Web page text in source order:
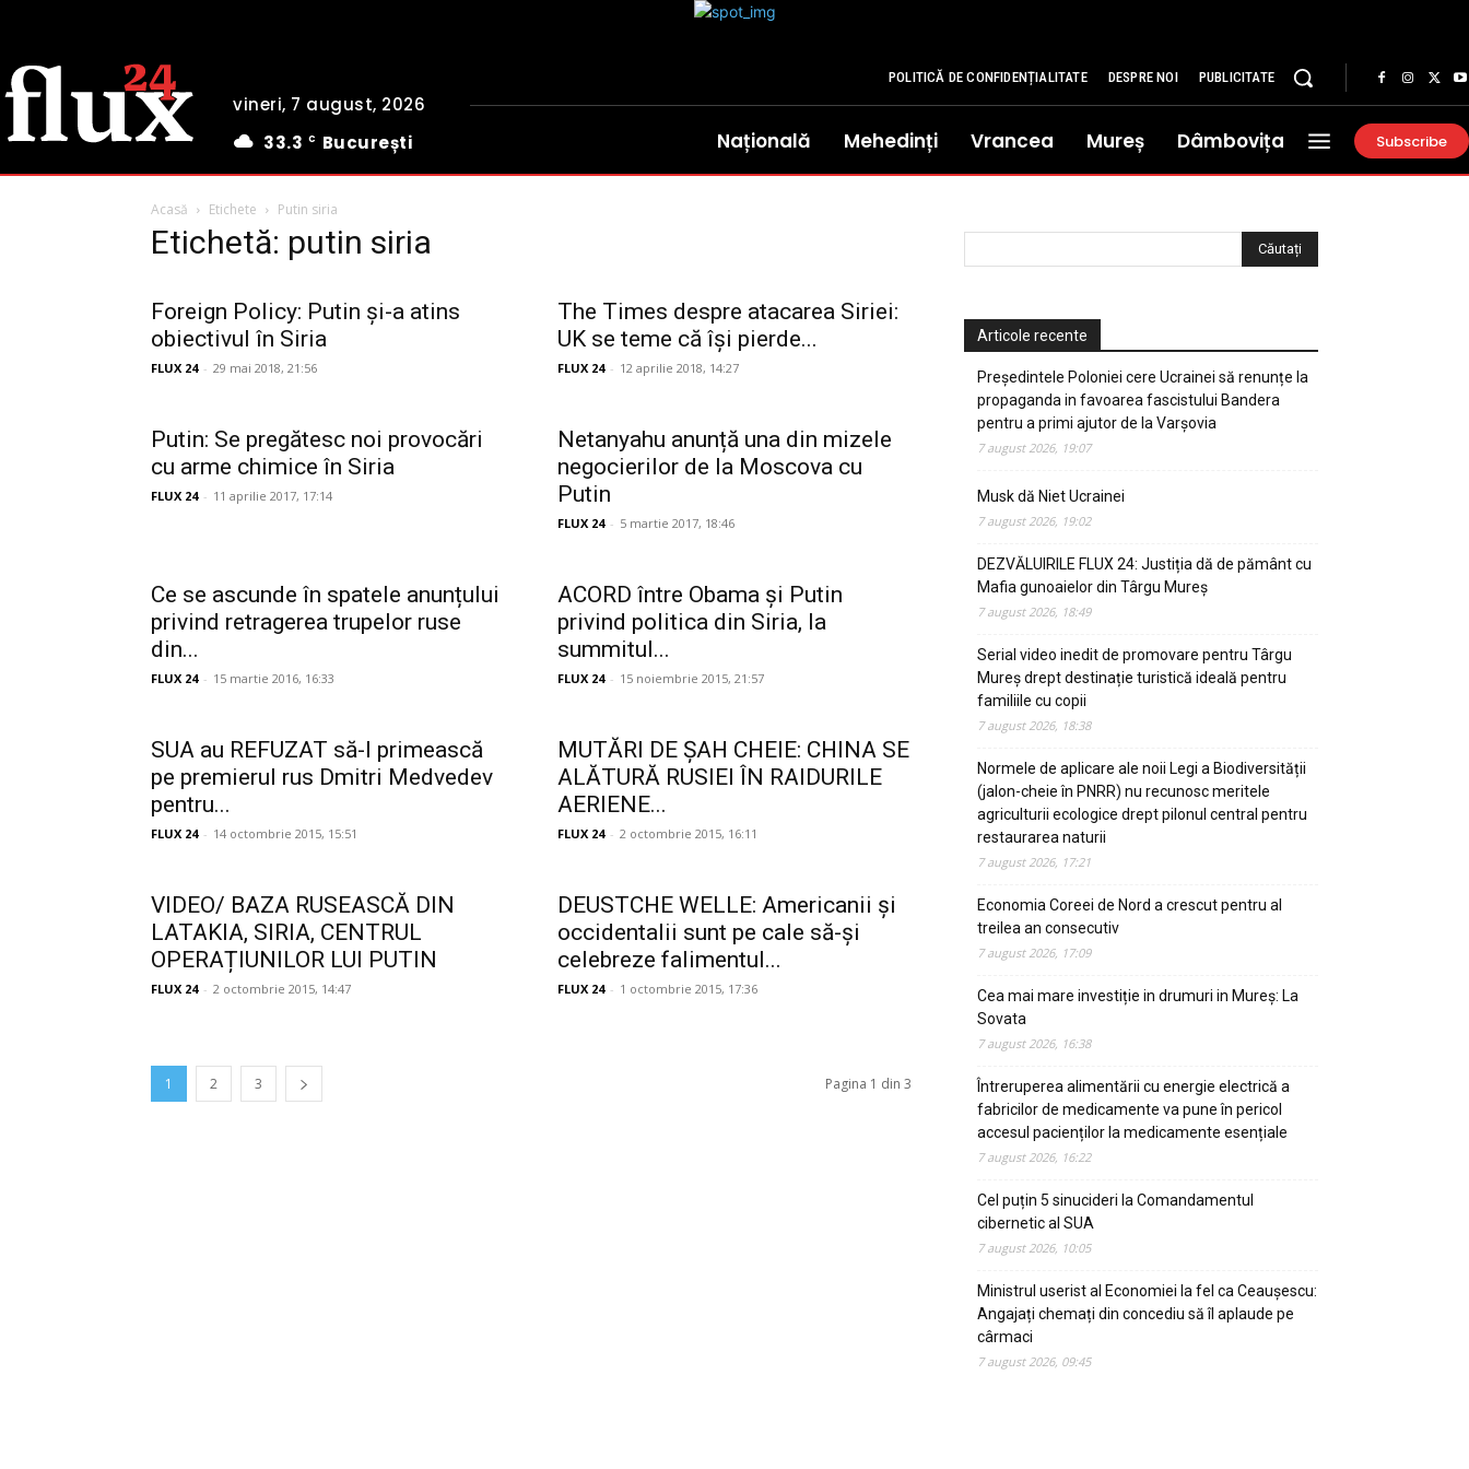
vineri, 7 august, 2026
33.3 C București
POLITICĂ DE CONFIDENȚIALITATE DESPRE NOI PUBLICITATE
Națională Mehedinți Vrancea Mureș Dâmbovița Subscribe
Acasă Etichete Putin siria
Etichetă: putin siria
Foreign Policy: Putin și-a atins
obiectivul în Siria
FLUX 24 - 29 mai 2018, 21:56
The Times despre atacarea Siriei:
UK se teme că își pierde...
FLUX 24 - 12 aprilie 2018, 14:27
Putin: Se pregătesc noi provocări
cu arme chimice în Siria
FLUX 24 - 11 aprilie 2017, 17:14
Netanyahu anunță una din mizele
negocierilor de la Moscova cu
Putin
FLUX 24 - 5 martie 2017, 18:46
Ce se ascunde în spatele anunțului
privind retragerea trupelor ruse
din...
FLUX 24 - 15 martie 2016, 16:33
ACORD între Obama şi Putin
privind politica din Siria, la
summitul...
FLUX 24 - 15 noiembrie 2015, 21:57
SUA au REFUZAT să-l primească
pe premierul rus Dmitri Medvedev
pentru...
FLUX 24 - 14 octombrie 2015, 15:51
MUTĂRI DE ŞAH CHEIE: CHINA SE
ALĂTURĂ RUSIEI ÎN RAIDURILE
AERIENE...
FLUX 24 - 2 octombrie 2015, 16:11
VIDEO/ BAZA RUSEASCĂ DIN
LATAKIA, SIRIA, CENTRUL
OPERAȚIUNILOR LUI PUTIN
FLUX 24 - 2 octombrie 2015, 14:47
DEUSTCHE WELLE: Americanii și
occidentalii sunt pe cale să-şi
celebreze falimentul...
FLUX 24 - 1 octombrie 2015, 17:36
1 2 3 Pagina 1 din 3
Articole recente
Președintele Poloniei cere Ucrainei să renunțe la
propaganda in favoarea fascistului Bandera
pentru a primi ajutor de la Varșovia
7 august 2026, 19:07
Musk dă Niet Ucrainei
7 august 2026, 19:02
DEZVĂLUIRILE FLUX 24: Justiția dă de pământ cu
Mafia gunoaielor din Târgu Mureș
7 august 2026, 18:49
Serial video inedit de promovare pentru Târgu
Mureș drept destinație turistică ideală pentru
familiile cu copii
7 august 2026, 18:38
Normele de aplicare ale noii Legi a Biodiversității
(jalon-cheie în PNRR) nu recunosc meritele
agriculturii ecologice drept pilonul central pentru
restaurarea naturii
7 august 2026, 17:21
Economia Coreei de Nord a crescut pentru al
treilea an consecutiv
7 august 2026, 17:09
Cea mai mare investiție in drumuri in Mureș: La
Sovata
7 august 2026, 16:38
Întreruperea alimentării cu energie electrică a
fabricilor de medicamente va pune în pericol
accesul pacienților la medicamente esențiale
7 august 2026, 16:22
Cel puțin 5 sinucideri la Comandamentul
cibernetic al SUA
7 august 2026, 10:05
Ministrul userist al Economiei la fel ca Ceaușescu:
Angajați chemați din concediu să îl aplaude pe
cârmaci
7 august 2026, 09:45